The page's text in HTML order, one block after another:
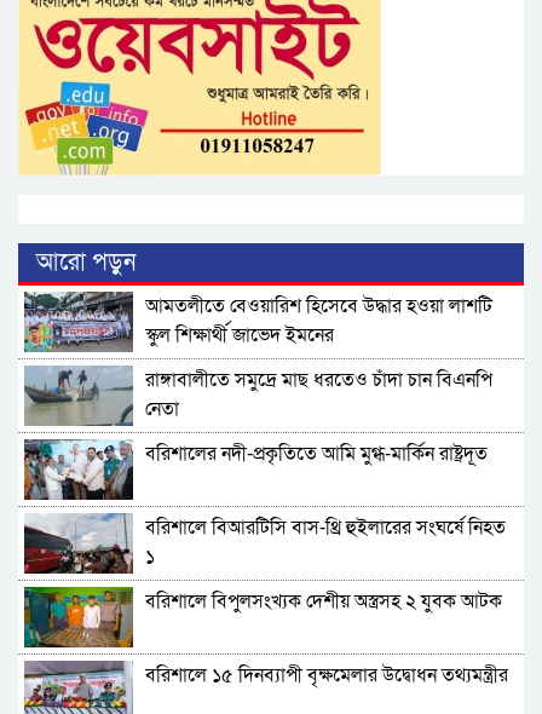
আরো পড়ুন
আমতলীতে বেওয়ারিশ হিসেবে উদ্ধার হওয়া লাশটি
স্কুল শিক্ষার্থী জাভেদ ইমনের
রাঙ্গাবালীতে সমু‌দ্রে মাছ ধরতেও চাঁদা চান বিএনপি
নেতা
বরিশালের নদী-প্রকৃতিতে আমি মুগ্ধ-মার্কিন রাষ্ট্রদূত
বরিশালে বিআরটিসি বাস-থ্রি হুইলারের সংঘর্ষে নিহত
১
বরিশালে বিপুলসংখ্যক দেশীয় অস্ত্রসহ ২ যুবক আটক
বরিশালে ১৫ দিনব্যাপী বৃক্ষমেলার উদ্বোধন তথ্যমন্ত্রীর